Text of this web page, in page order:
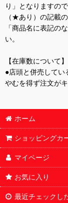
り」となりますの
（★あり）の記載
「商品名に表記の
い。
【在庫数について】
●店頭と併売してい
やむを得ず注文が
ホーム
ショッピングカ
マイページ
お気に入り
最近チェックし